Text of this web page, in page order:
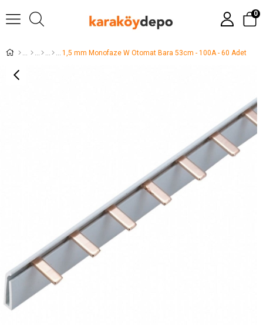
0
1,5 mm Monofaze W Otomat Bara 53cm - 100A - 60 Adet